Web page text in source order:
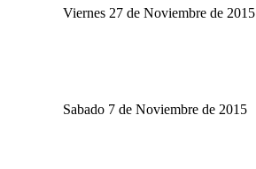
Viernes 27 de Noviembre de 2015
Sabado 7 de Noviembre de 2015